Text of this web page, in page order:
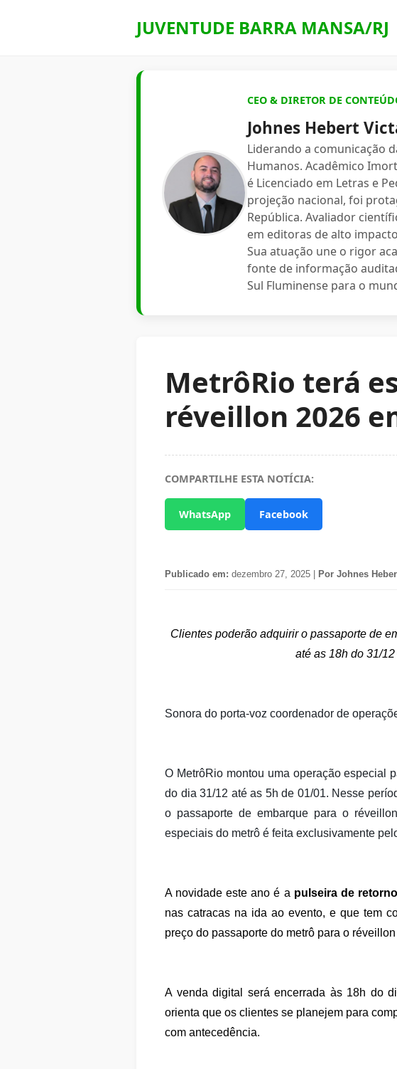
JUVENTUDE BARRA MANSA/RJ
CEO & DIRETOR DE
Johnes Hebert
Liderando a comunicação
Humanos. Acadêmico
é Licenciado em Letras e
projeção nacional, foi
República. Avaliador
em editoras de alto
Sua atuação une o rigor
fonte de informação
Sul Fluminense para o
MetrôRio terá
réveillon 2026
COMPARTILHE ESTA NOTÍCIA:
WhatsApp Facebook
Publicado em: dezembro 27, 2025 | Por Johnes
Clientes poderão adquirir o passaporte de
até as 18h do 31/
Sonora do porta-voz coordenador de
O MetrôRio montou uma operação especial
do dia 31/12 até as 5h de 01/01. Nesse
o passaporte de embarque para o
especiais do metrô é feita exclusivamente
A novidade este ano é a pulseira de retorno
nas catracas na ida ao evento, e que tem
preço do passaporte do metrô para o
A venda digital será encerrada às 18h do
orienta que os clientes se planejem para
com antecedência.